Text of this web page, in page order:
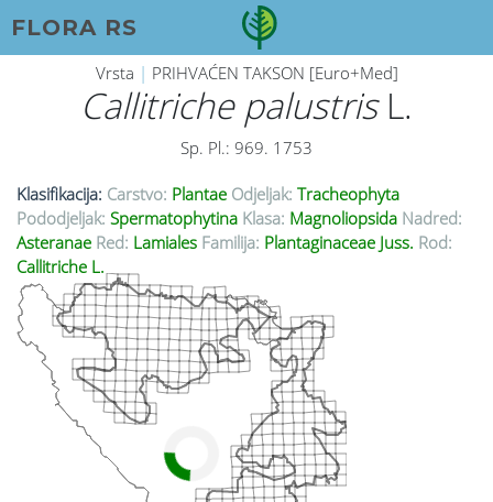
FLORA RS
Vrsta | PRIHVAĆEN TAKSON [Euro+Med]
Callitriche palustrisL.
Sp. Pl.: 969. 1753
Klasifikacija: Carstvo: Plantae Odjeljak: Tracheophyta
Pododjeljak: Spermatophytina Klasa: Magnoliopsida Nadred:
Asteranae Red: Lamiales Familija: Plantaginaceae Juss. Rod:
Callitriche L.